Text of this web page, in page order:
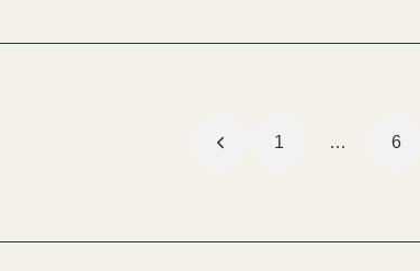
Seitennummerierung
1 … 6